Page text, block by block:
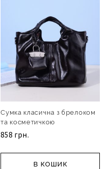
Сумка класична з брелоком
та косметичкою
858 грн.
В КОШИК